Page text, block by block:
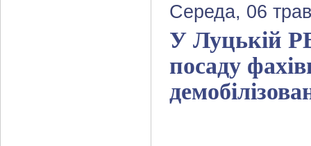
Середа, 06
У Луцькій
посаду